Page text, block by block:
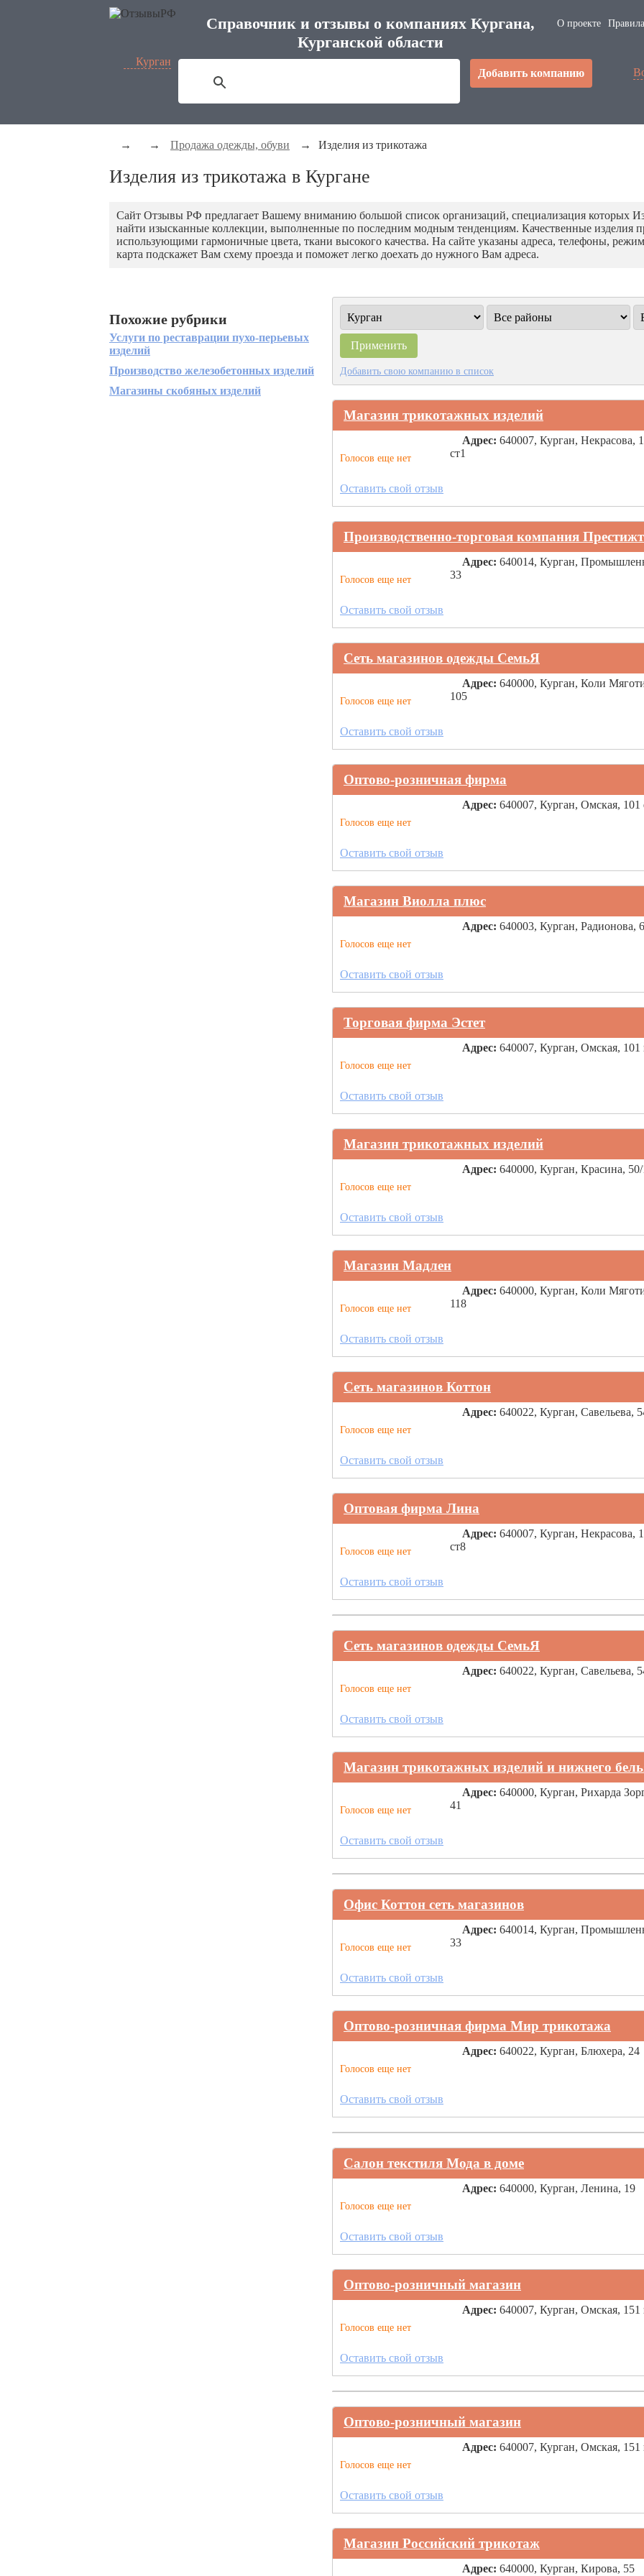
Справочник и отзывы о компаниях Кургана,
Курганской области
О проекте
Курган
Добавить компанию
→ → Продажа одежды, обуви → Изделия из трикотажа
Изделия из трикотажа в Кургане
Сайт Отзывы РФ предлагает Вашему вниманию большой список организаций, специализация которых
найти изысканные коллекции, выполненные по последним модным тенденциям. Качественные изделия
использующими гармоничные цвета, ткани высокого качества. На сайте указаны адреса, телефоны,
карта подскажет Вам схему проезда и поможет легко доехать до нужного Вам адреса.
Добавить свою компанию в список
Магазин трикотажных изделий
Голосов еще нет
Адрес: 640007, Курган, Некрасова,
ст1
Оставить свой отзыв
Производственно-торговая компания
Голосов еще нет
Адрес: 640014, Курган,
33
Оставить свой отзыв
Сеть магазинов одежды СемьЯ
Голосов еще нет
Адрес: 640000, Курган, Коли
105
Оставить свой отзыв
Оптово-розничная фирма
Голосов еще нет
Адрес: 640007, Курган, Омская, 101
Оставить свой отзыв
Магазин Виолла плюс
Голосов еще нет
Адрес: 640003, Курган, Радионова,
Оставить свой отзыв
Торговая фирма Эстет
Голосов еще нет
Адрес: 640007, Курган, Омская, 101
Оставить свой отзыв
Магазин трикотажных изделий
Голосов еще нет
Адрес: 640000, Курган, Красина, 50/
Оставить свой отзыв
Магазин Мадлен
Голосов еще нет
Адрес: 640000, Курган, Коли
118
Оставить свой отзыв
Сеть магазинов Коттон
Голосов еще нет
Адрес: 640022, Курган, Савельева,
Оставить свой отзыв
Оптовая фирма Лина
Голосов еще нет
Адрес: 640007, Курган, Некрасова,
ст8
Оставить свой отзыв
Сеть магазинов одежды СемьЯ
Голосов еще нет
Адрес: 640022, Курган, Савельева,
Оставить свой отзыв
Магазин трикотажных изделий и нижнего
Голосов еще нет
Адрес: 640000, Курган, Рихарда
41
Оставить свой отзыв
Офис Коттон сеть магазинов
Голосов еще нет
Адрес: 640014, Курган,
33
Оставить свой отзыв
Оптово-розничная фирма Мир трикотажа
Голосов еще нет
Адрес: 640022, Курган, Блюхера, 24
Оставить свой отзыв
Салон текстиля Мода в доме
Голосов еще нет
Адрес: 640000, Курган, Ленина, 19
Оставить свой отзыв
Оптово-розничный магазин
Голосов еще нет
Адрес: 640007, Курган, Омская, 151
Оставить свой отзыв
Оптово-розничный магазин
Голосов еще нет
Адрес: 640007, Курган, Омская, 151
Оставить свой отзыв
Магазин Российский трикотаж
Адрес: 640000, Курган, Кирова, 55
Похожие рубрики
Услуги по реставрации пухо-перьевых
изделий
Производство железобетонных изделий
Магазины скобяных изделий